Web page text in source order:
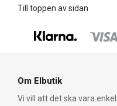
Till toppen av sidan
Om Elbutik
Vi vill att det ska vara